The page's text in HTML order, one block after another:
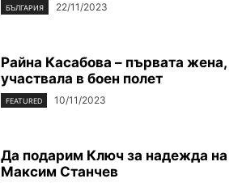
БЪЛГАРИЯ 22/11/2023
Райна Касабова – първата жена,
участвала в боен полет
FEATURED 10/11/2023
Да подарим Ключ за надежда на
Максим Станчев